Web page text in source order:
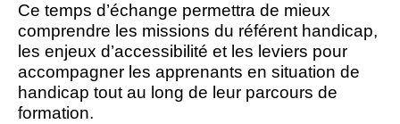
Ce temps d’échange permettra de mieux
comprendre les missions du référent handicap,
les enjeux d’accessibilité et les leviers pour
accompagner les apprenants en situation de
handicap tout au long de leur parcours de
formation.